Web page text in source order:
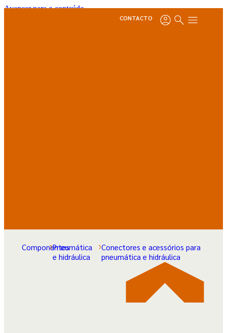
Avançar para o conteúdo
CONTACTO
ComponentesPneumática
e hidráulica
Conectores e acessórios para
pneumática e hidráulica